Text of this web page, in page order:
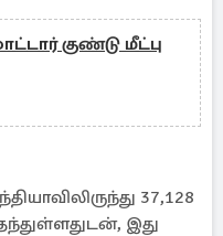
குண்டு மீட்பு
37,128
இது